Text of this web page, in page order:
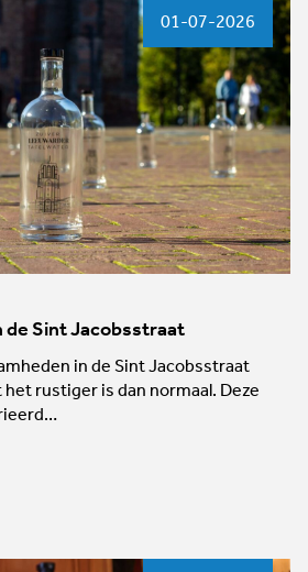
01-07-2026
de Sint Jacobsstraat
in de Sint Jacobsstraat
rustiger is dan normaal. Deze